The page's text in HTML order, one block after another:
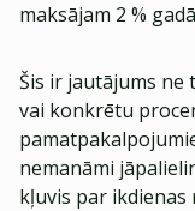
maksājam 2 %
Šis ir jautājums ne
vai konkrētu
nemanāmi
kļuvis par